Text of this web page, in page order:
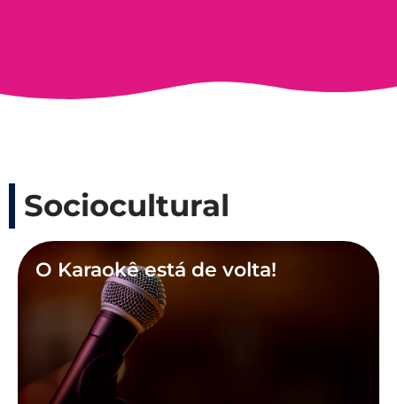
Sociocultural
O Karaokê está de volta!